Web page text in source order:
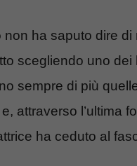
non ha saputo dire di
scegliendo uno
sempre di più
e, attraverso l’ultima
ha ceduto al